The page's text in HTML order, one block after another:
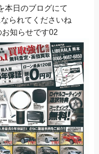
本日のブログにて
られてくださいね